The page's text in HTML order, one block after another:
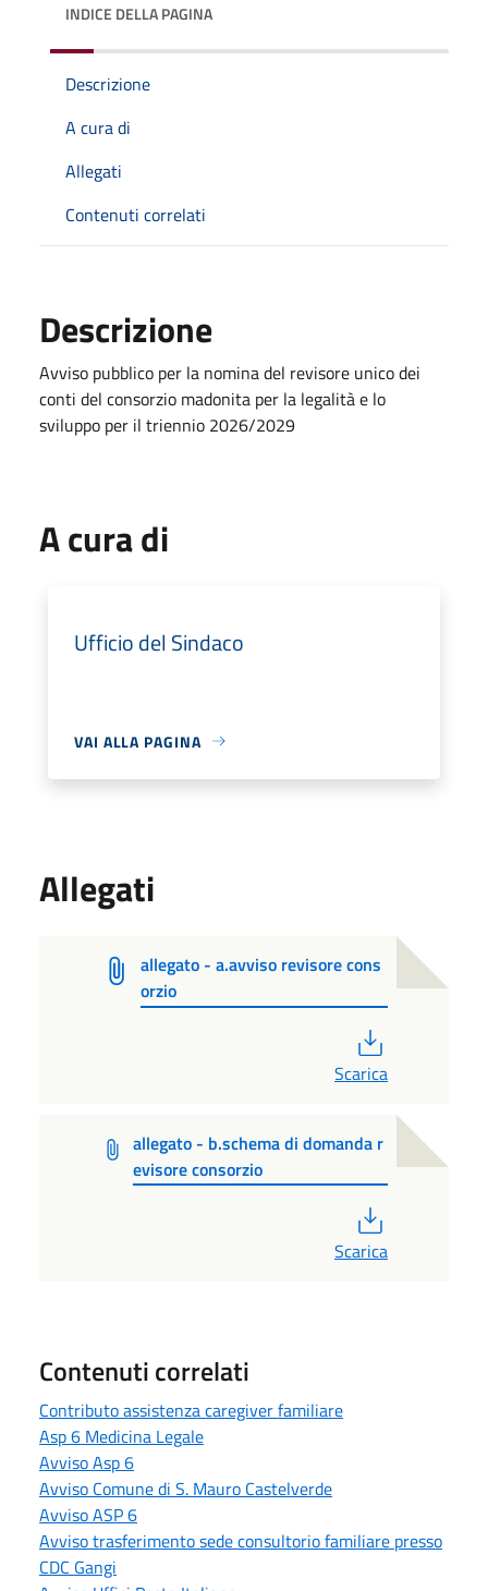
INDICE DELLA PAGINA
Descrizione
A cura di
Allegati
Contenuti correlati
Descrizione
Avviso pubblico per la nomina del revisore unico dei
conti del consorzio madonita per la legalità e lo
sviluppo per il triennio 2026/2029
A cura di
Ufficio del Sindaco
VAI ALLA PAGINA
Allegati
allegato - a.avviso revisore cons
orzio
Scarica
allegato - b.schema di domanda r
evisore consorzio
Scarica
Contenuti correlati
Contributo assistenza caregiver familiare
Asp 6 Medicina Legale
Avviso Asp 6
Avviso Comune di S. Mauro Castelverde
Avviso ASP 6
Avviso trasferimento sede consultorio familiare presso
CDC Gangi